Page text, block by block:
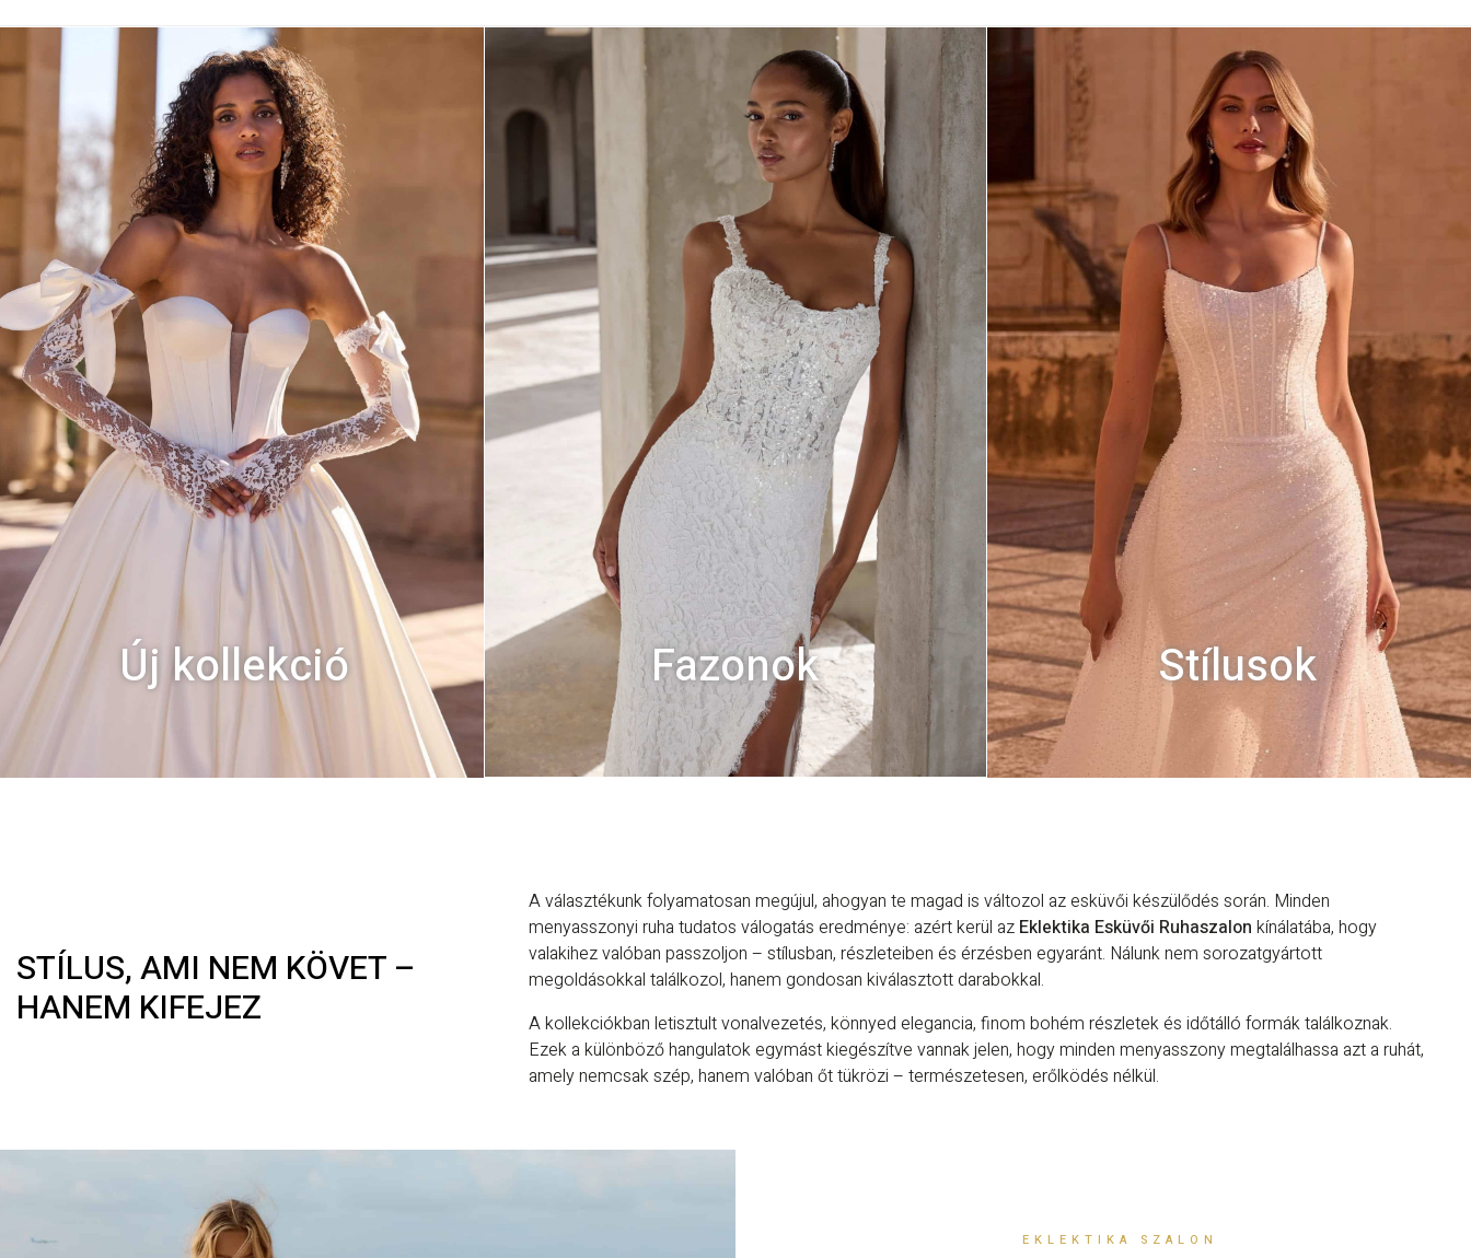
Új kollekció Fazonok Stílusok
STÍLUS, AMI NEM KÖVET –
HANEM KIFEJEZ
A választékunk folyamatosan megújul, ahogyan te magad is változol az esküvői készülődés során. Minden
menyasszonyi ruha tudatos válogatás eredménye: azért kerül az Eklektika Esküvői Ruhaszalon kínálatába, hogy
valakihez valóban passzoljon – stílusban, részleteiben és érzésben egyaránt. Nálunk nem sorozatgyártott
megoldásokkal találkozol, hanem gondosan kiválasztott darabokkal.
A kollekciókban letisztult vonalvezetés, könnyed elegancia, finom bohém részletek és időtálló formák találkoznak.
Ezek a különböző hangulatok egymást kiegészítve vannak jelen, hogy minden menyasszony megtalálhassa azt a ruhát,
amely nemcsak szép, hanem valóban őt tükrözi – természetesen, erőlködés nélkül.
EKLEKTIKA SZALON